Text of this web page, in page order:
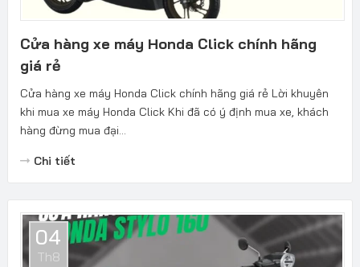
Cửa hàng xe máy Honda Click chính hãng
giá rẻ
Cửa hàng xe máy Honda Click chính hãng giá rẻ Lời khuyên
khi mua xe máy Honda Click Khi đã có ý định mua xe, khách
hàng đừng mua đại...
Chi tiết
04
Th8